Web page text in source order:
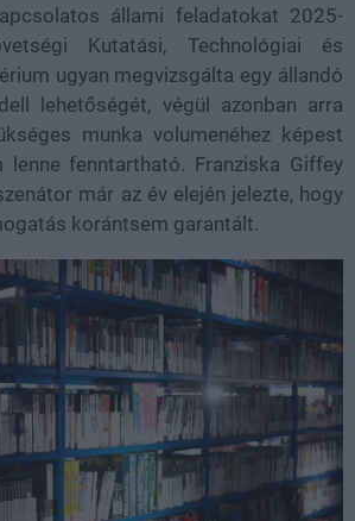
állami feladatokat 2025-
Kutatási, Technológiai és
ugyan megvizsgálta egy állandó
lehetőségét, végül azonban arra
munka volumenéhez képest
lenne fenntartható. Franziska Giffey
már az év elején jelezte, hogy
korántsem garantált.